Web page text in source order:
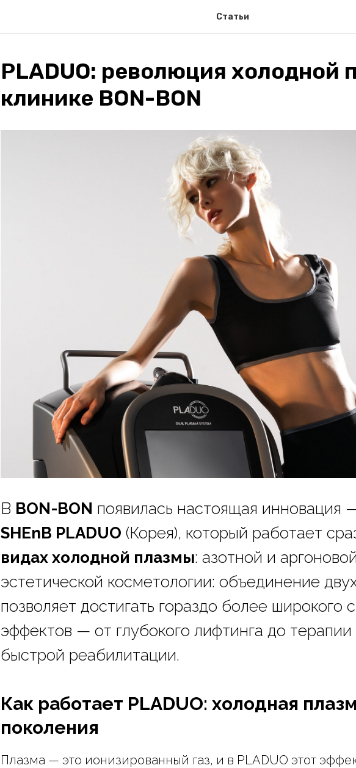
Статьи
PLADUO: революция холодной
клинике BON-BON
В BON-BON появилась настоящая инновация
SHEnB PLADUO (Корея), который работает
видах холодной плазмы: азотной и
эстетической косметологии: объединение
позволяет достигать гораздо более широкого
эффектов — от глубокого лифтинга до
быстрой реабилитации.
Как работает PLADUO: холодная
поколения
Плазма — это ионизированный газ, и в PLADUO этот